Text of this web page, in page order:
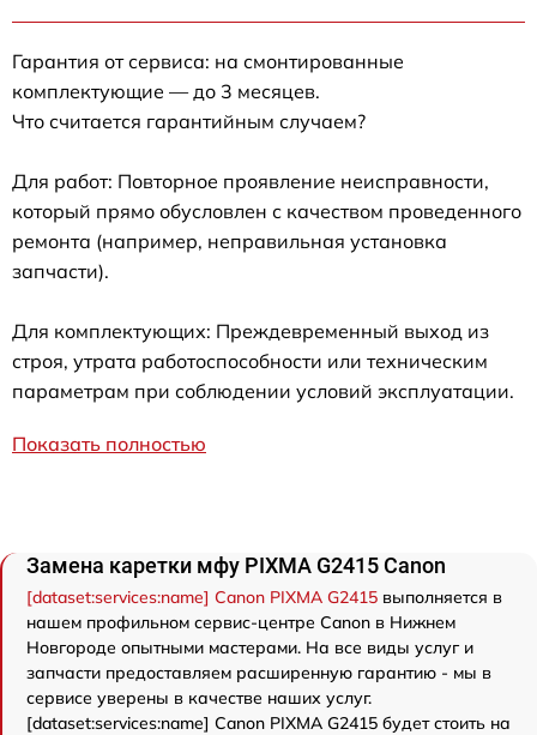
Гарантия от сервиса: на смонтированные
комплектующие — до 3 месяцев.
Что считается гарантийным случаем?
Для работ: Повторное проявление неисправности,
который прямо обусловлен с качеством проведенного
ремонта (например, неправильная установка
запчасти).
Для комплектующих: Преждевременный выход из
строя, утрата работоспособности или техническим
параметрам при соблюдении условий эксплуатации.
Показать полностью
Замена каретки мфу PIXMA G2415 Canon
[dataset:services:name] Canon PIXMA G2415 выполняется в
нашем профильном сервис-центре Canon в Нижнем
Новгороде опытными мастерами. На все виды услуг и
запчасти предоставляем расширенную гарантию - мы в
сервисе уверены в качестве наших услуг.
[dataset:services:name] Canon PIXMA G2415 будет стоить на